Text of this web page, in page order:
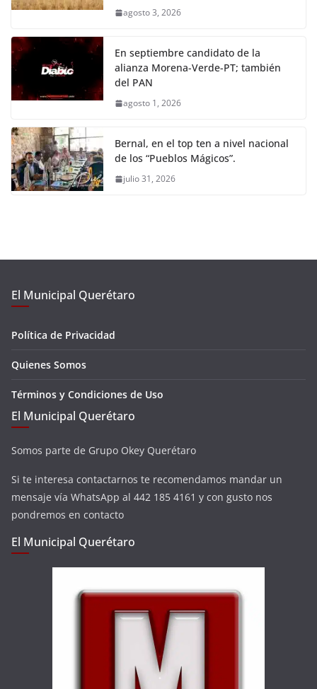
agosto 3, 2026
En septiembre candidato de la
alianza Morena-Verde-PT; también
del PAN
agosto 1, 2026
Bernal, en el top ten a nivel nacional
de los “Pueblos Mágicos”.
julio 31, 2026
El Municipal Querétaro
Política de Privacidad
Quienes Somos
Términos y Condiciones de Uso
El Municipal Querétaro
Somos parte de Grupo Okey Querétaro
Si te interesa contactarnos te recomendamos mandar un
mensaje vía WhatsApp al 442 185 4161 y con gusto nos
pondremos en contacto
El Municipal Querétaro